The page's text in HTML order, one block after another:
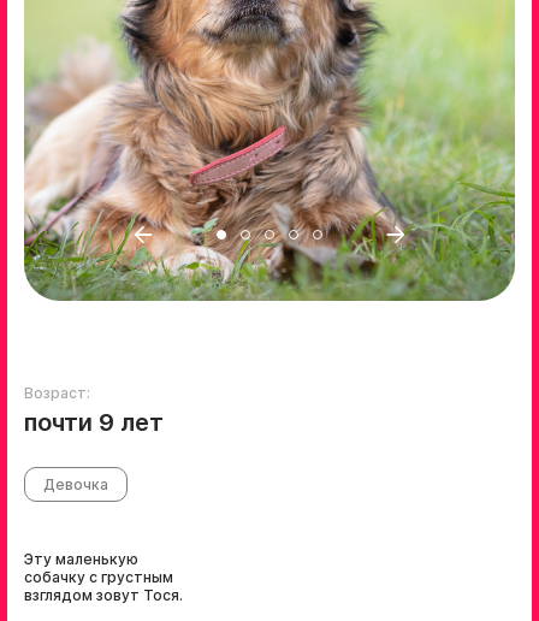
Возраст:
почти 9 лет
Девочка
Эту маленькую
собачку с грустным
взглядом зовут Тося.